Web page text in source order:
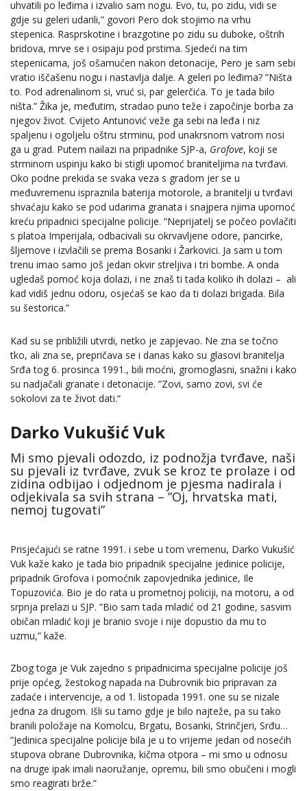
uhvatili po leđima i izvalio sam nogu. Evo, tu, po zidu, vidi se
gdje su geleri udarili,” govori Pero dok stojimo na vrhu
stepenica. Rasprskotine i brazgotine po zidu su duboke, oštrih
bridova, mrve se i osipaju pod prstima. Sjedeći na tim
stepenicama, još ošamućen nakon detonacije, Pero je sam sebi
vratio iščašenu nogu i nastavlja dalje. A geleri po leđima? ”Ništa
to. Pod adrenalinom si, vruć si, par gelerčića. To je tada bilo
ništa.” Žika je, međutim, stradao puno teže i započinje borba za
njegov život. Cvijeto Antunović veže ga sebi na leđa i niz
spaljenu i ogoljelu oštru strminu, pod unakrsnom vatrom nosi
ga u grad. Putem nailazi na pripadnike SJP-a, Grofove, koji se
strminom uspinju kako bi stigli upomoć braniteljima na tvrđavi.
Oko podne prekida se svaka veza s gradom jer se u
međuvremenu ispraznila baterija motorole, a branitelji u tvrđavi
shvaćaju kako se pod udarima granata i snajpera njima upomoć
kreću pripadnici specijalne policije. ”Neprijatelj se počeo povlačiti
s platoa Imperijala, odbacivali su okrvavljene odore, pancirke,
šljemove i izvlačili se prema Bosanki i Žarkovici. Ja sam u tom
trenu imao samo još jedan okvir streljiva i tri bombe. A onda
ugledaš pomoć koja dolazi, i ne znaš ti tada koliko ih dolazi – ali
kad vidiš jednu odoru, osjećaš se kao da ti dolazi brigada. Bila
su šestorica.”
Kad su se približili utvrdi, netko je zapjevao. Ne zna se točno
tko, ali zna se, prepričava se i danas kako su glasovi branitelja
Srđa tog 6. prosinca 1991., bili moćni, gromoglasni, snažni i kako
su nadjačali granate i detonacije. ”Zovi, samo zovi, svi će
sokolovi za te život dati.“
Darko Vukušić Vuk
Mi smo pjevali odozdo, iz podnožja tvrđave, naši
su pjevali iz tvrđave, zvuk se kroz te prolaze i od
zidina odbijao i odjednom je pjesma nadirala i
odjekivala sa svih strana – ”Oj, hrvatska mati,
nemoj tugovati”
Prisjećajući se ratne 1991. i sebe u tom vremenu, Darko Vukušić
Vuk kaže kako je tada bio pripadnik specijalne jedinice policije,
pripadnik Grofova i pomoćnik zapovjednika jedinice, Ile
Topuzovića. Bio je do rata u prometnoj policiji, na motoru, a od
srpnja prelazi u SJP. ”Bio sam tada mladić od 21 godine, sasvim
običan mladić koji je branio svoje i nije dopustio da mu to
uzmu,” kaže.
Zbog toga je Vuk zajedno s pripadnicima specijalne policije još
prije općeg, žestokog napada na Dubrovnik bio pripravan za
zadaće i intervencije, a od 1. listopada 1991. one su se nizale
jedna za drugom. Išli su tamo gdje je bilo najteže, pa su tako
branili položaje na Komolcu, Brgatu, Bosanki, Strinčjeri, Srđu…
”Jedinica specijalne policije bila je u to vrijeme jedan od nosećih
stupova obrane Dubrovnika, kičma otpora – mi smo u odnosu
na druge ipak imali naoružanje, opremu, bili smo obučeni i mogli
smo reagirati brže.”